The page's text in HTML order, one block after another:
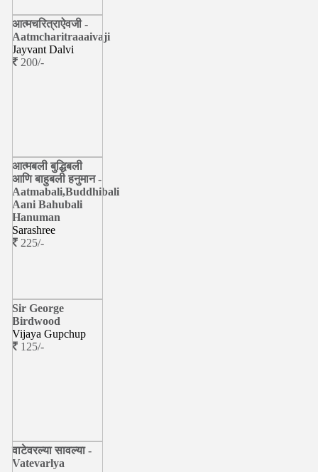
आत्मचरित्राऐवजी -
Aatmcharitraaaivaji
Jayvant Dalvi
200/-
आत्मबली बुद्धिबली
आणि बाहुबली हनुमान -
Aatmabali,Buddhibali
Aani Bahubali
Hanuman
Sarashree
225/-
Sir George
Birdwood
Vijaya Gupchup
125/-
वाटेवरल्या सावल्या -
Vatevarlya